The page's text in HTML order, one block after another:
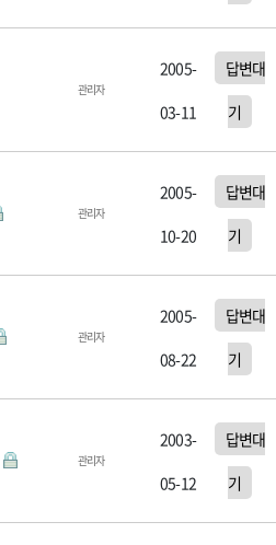
관리자
2005-
03-11
답변대
기
관리자
2005-
10-20
답변대
기
관리자
2005-
08-22
답변대
기
관리자
2003-
05-12
답변대
기